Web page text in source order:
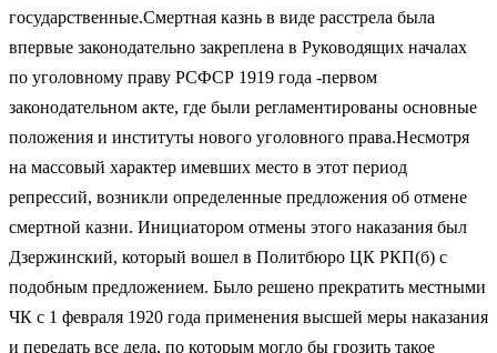
государственные.Смертная казнь в виде расстрела была
впервые законодательно закреплена в Руководящих началах
по уголовному праву РСФСР 1919 года -первом
законодательном акте, где были регламентированы основные
положения и институты нового уголовного права.Несмотря
на массовый характер имевших место в этот период
репрессий, возникли определенные предложения об отмене
смертной казни. Инициатором отмены этого наказания был
Дзержинский, который вошел в Политбюро ЦК РКП(б) с
подобным предложением. Было решено прекратить местными
ЧК с 1 февраля 1920 года применения высшей меры наказания
и передать все дела, по которым могло бы грозить такое